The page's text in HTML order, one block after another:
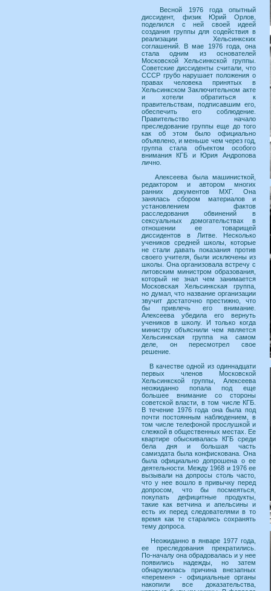
Весной 1976 года опытный
диссидент, физик Юрий Орлов,
поделился с ней своей идеей
создания группы для содействия в
реализации Хельсинкских
соглашений. В мае 1976 года, она
стала одним из основателей
Московской Хельсинкской группы.
Советские диссиденты считали, что
СССР грубо нарушает положения о
правах человека принятых в
Хельсинкском Заключительном акте
и хотели обратиться к
правительствам, подписавшим его,
обеспечить его соблюдение.
Правительство начало
преследование группы еще до того
как об этом было официально
объявлено, и меньше чем через год,
группа стала объектом особого
внимания КГБ и Юрия Андропова
лично.
Алексеева была машинисткой,
редактором и автором многих
ранних документов МХГ. Она
занялась сбором материалов и
установлением фактов
расследования обвинений в
сексуальных домогательствах в
отношении ее товарищей
диссидентов в Литве. Несколько
учеников средней школы, которые
не стали давать показания против
своего учителя, были исключены из
школы. Она организовала встречу с
литовским министром образования,
который не знал чем занимается
Московская Хельсинкская группа,
но думал, что название организации
звучит достаточно престижно, что
бы привлечь его внимание.
Алексеева убедила его вернуть
учеников в школу. И только когда
министру объяснили чем является
Хельсинкская группа на самом
деле, он пересмотрел свое
решение.
В качестве одной из одиннадцати
первых членов Московской
Хельсинкской группы, Алексеева
неожиданно попала под еще
большее внимание со стороны
советской власти, в том числе КГБ.
В течение 1976 года она была под
почти постоянным наблюдением, в
том числе телефоной прослушкой и
слежкой в общественных местах. Ее
квартире обыскивалась КГБ среди
бела дня и большая часть
самиздата была конфискована. Она
была официально допрошена о ее
деятельности. Между 1968 и 1976 ее
вызывали на допросы столь часто,
что у нее вошло в привычку перед
допросом, что бы посмеяться,
покупать дефицитные продукты,
такие как ветчина и апельсины и
есть их перед следователями в то
время как те старались сохранять
тему допроса.
Неожиданно в январе 1977 года,
ее преследования прекратились.
По-началу она обрадовалась и у нее
появились надежды, но затем
обнаружилась причина внезапных
«перемен» - официальные органы
накопили все доказательства,